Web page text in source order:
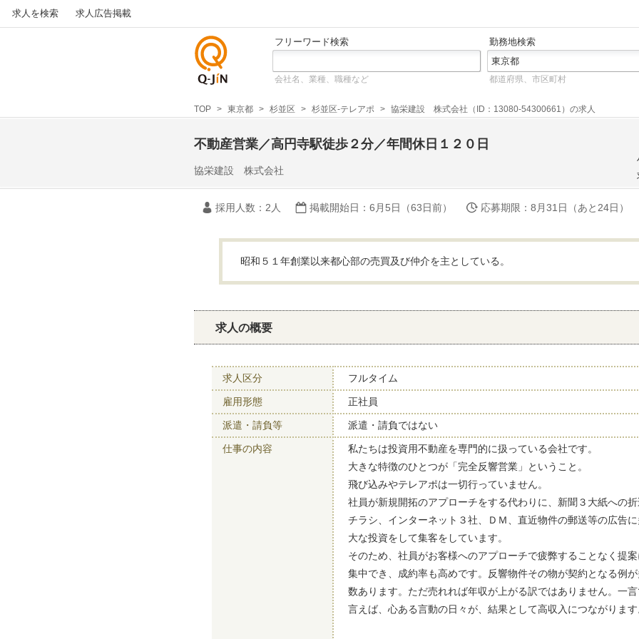
求人を検索 求人広告掲載
しの求
人サイ
フリーワード検索 勤務地検索
会社名、業種、職種など 都道府県、市区町村
TOP 東京都 杉並区 杉並区-テレアポ 協栄建設 株式会社（ID：13080-54300661）の求人
不動産営業／高円寺駅徒歩２分／年間休日１２０日
協栄建設 株式会社
採用人数 ：2人 掲載開始日 ：6月5日（63日前） 応募期限 ：8月31日（あと24日）
昭和５１年創業以来都心部の売買及び仲介を主としている。
求人の概要
求人区分 フルタイム
雇用形態 正社員
派遣・請負等 派遣・請負ではない
仕事の内容
私たちは投資用不動産を専門的に扱っている会社です。
大きな特徴のひとつが「完全反響営業」ということ。
飛び込みやテレアポは一切行っていません。
社員が新規開拓のアプローチをする代わりに、新聞３大紙への折
チラシ、インターネット３社、ＤＭ、直近物件の郵送等の広告に
大な投資をして集客をしています。
そのため、社員がお客様へのアプローチで疲弊することなく提案
集中でき、成約率も高めです。反響物件その物が契約となる例が
数あります。ただ売れれば年収が上がる訳ではありません。一
言えば、心ある言動の日々が、結果として高収入につながります